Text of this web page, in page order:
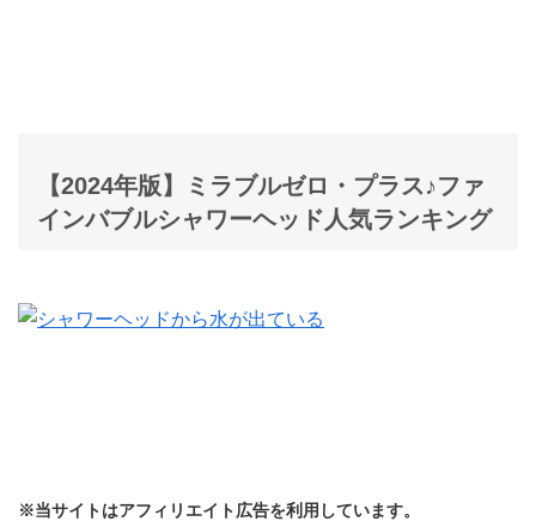
【2024年版】ミラブルゼロ・プラス♪ファ
インバブルシャワーヘッド人気ランキング
※当サイトはアフィリエイト広告を利用しています。